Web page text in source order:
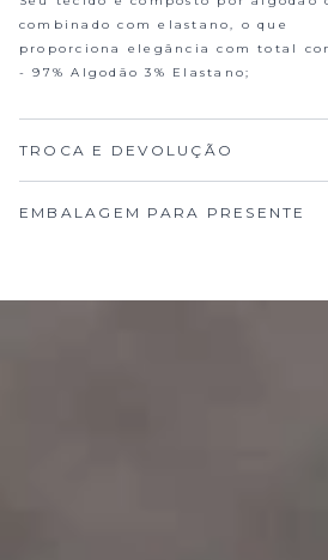
combinado com elastano, o que
proporciona elegância com total
- 97% Algodão 3% Elastano;
TROCA E DEVOLUÇÃO
EMBALAGEM PARA PRESENTE